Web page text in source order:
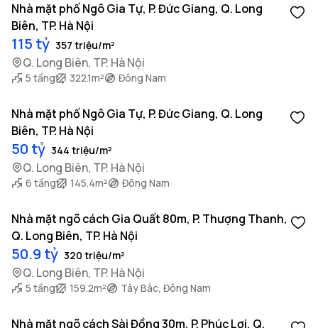
Nhà mặt phố Ngô Gia Tự, P. Đức Giang, Q. Long
Biên, TP. Hà Nội
115 tỷ 357 triệu/m²
Q. Long Biên, TP. Hà Nội
5 tầng 322.1m² Đông Nam
Nhà mặt phố Ngô Gia Tự, P. Đức Giang, Q. Long
Biên, TP. Hà Nội
50 tỷ 344 triệu/m²
Q. Long Biên, TP. Hà Nội
6 tầng 145.4m² Đông Nam
Nhà mặt ngõ cách Gia Quất 80m, P. Thượng Thanh,
Q. Long Biên, TP. Hà Nội
50.9 tỷ 320 triệu/m²
Q. Long Biên, TP. Hà Nội
5 tầng 159.2m² Tây Bắc, Đông Nam
Nhà mặt ngõ cách Sài Đồng 30m, P. Phúc Lợi, Q.